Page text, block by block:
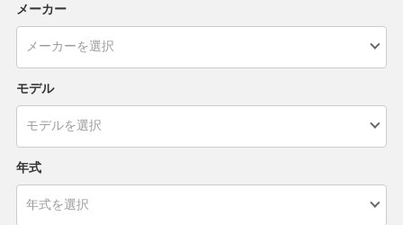
メーカー
モデル
年式